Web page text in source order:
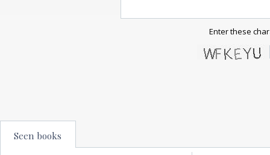
Enter these
Seen books